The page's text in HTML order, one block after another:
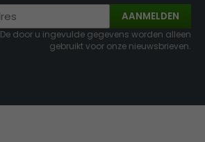
AANMELDEN
De door u ingevulde gegevens worden alleen
gebruikt voor onze nieuwsbrieven.